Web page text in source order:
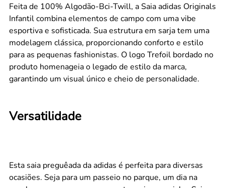
Feita de 100% Algodão-Bci-Twill, a Saia adidas Originals
Infantil combina elementos de campo com uma vibe
esportiva e sofisticada. Sua estrutura em sarja tem uma
modelagem clássica, proporcionando conforto e estilo
para as pequenas fashionistas. O logo Trefoil bordado no
produto homenageia o legado de estilo da marca,
garantindo um visual único e cheio de personalidade.
Versatilidade
Esta saia preguêada da adidas é perfeita para diversas
ocasiões. Seja para um passeio no parque, um dia na